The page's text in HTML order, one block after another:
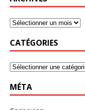
CATÉGORIES
MÉTA